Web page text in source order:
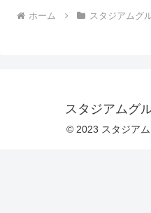
ホーム スタジアムグ
スタジアムグ
© 2023 スタジアム